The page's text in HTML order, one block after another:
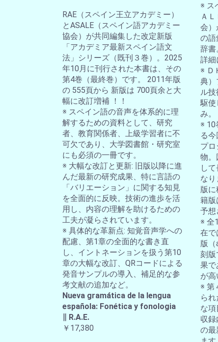
RAE（スペイン王立アカデミー）
とASALE（スペイン語アカデミー
協会）が共同編集した改定新版
「アカデミア最新スペイン語文
法」シリーズ（既刊３巻）。2025
年10月に刊行された本書は、その
第4巻（最終巻）です。 2011年版
の 555頁から 新版は 700頁余と大
幅に改訂増補 ！！
※ スペイン語の音声を体系的に理
解するための資料として、研究
者、教育関係者、上級学習者に不
可欠であり、大学図書館・研究室
にも必須の一冊です。
※ 大幅な改訂と更新: 旧版以降に進
んだ最新の研究成果、特に言語の
「バリエーション」に関する知見
を全面的に反映。技術の進歩を活
用し、内容の理解を助けるための
工夫が凝らされています。
※ 具体的な革新点: 知覚音声学への
配慮、第1章の全面的な書き直
し、イントネーションを扱う第10
章の大幅な改訂、QRコードによる
発音サンプルの導入、補足的な参
考文献の追加など。
Nueva gramática de la lengua
española: Fonética y fonologia
∥ R.A.E.
￥17,380
※ ス
Ａ
会）
の語
辞書
詳細
※ Ｄ
典）
ル
駆使
み。
※ 10
る
プ
物。
し
な
版
籍版
予想
※ 全
在で
版（
刻版
果で
が高
※ 第
ら
な項
収
の最